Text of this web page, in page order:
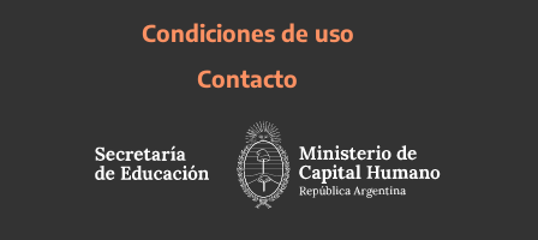
Condiciones de uso
Contacto